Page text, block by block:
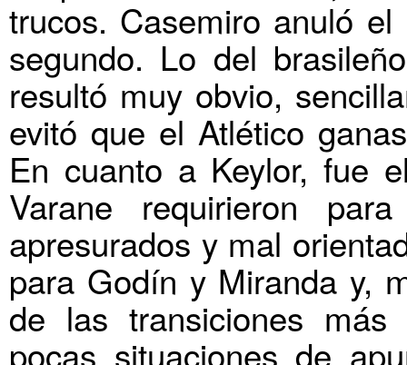
trucos. Casemiro anuló
segundo. Lo del
resultó muy obvio,
evitó que el Atlético
En cuanto a Keylor, fue
Varane requirieron
apresurados y mal
para Godín y Miranda y,
de las transiciones
pocas situaciones de